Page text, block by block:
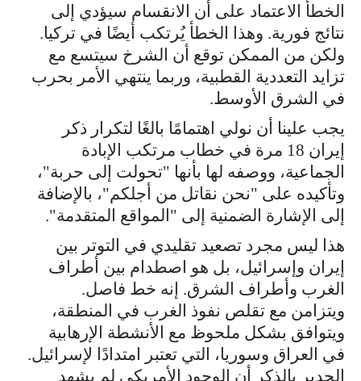
الخطأ الاعتماد على أن الانقسام سيؤدي إلى
نتائج فورية. وهذا الخطأ يُرتكب أيضًا في تركيا.
ولكن من الممكن توقع أن الشرخ سيتسع مع
تزايد التعددية القطبية، وربما ينتهي الأمر بحرب
في الشرق الأوسط.
يجب علينا أن نولي اهتمامًا بالغًا لتكرار ذكر
إيران 18 مرة في خطاب مرتكب الإبادة
الجماعية، ووصفه لها بأنها "تحولت إلى حربة"،
وتأكيده على "نحن نقاتل من أجلكم"، بالإضافة
إلى الإشارة الضمنية إلى "المواقع المتقدمة".
هذا ليس مجرد تصعيد تقليدي في التوتر بين
إيران وإسرائيل، بل هو اصطدام بين أطراف
الغرب وأطراف الشرق. إنه خط فاصل.
ويتزامن مع تقلص نفوذ الغرب في المنطقة،
ويتوافق بشكل ملحوظ مع الأنشطة الإرهابية
في العراق وسوريا، التي تعتبر امتدادًا لإسرائيل.
الجدير بالذكر أن الوجود الأمريكي لم يشهد